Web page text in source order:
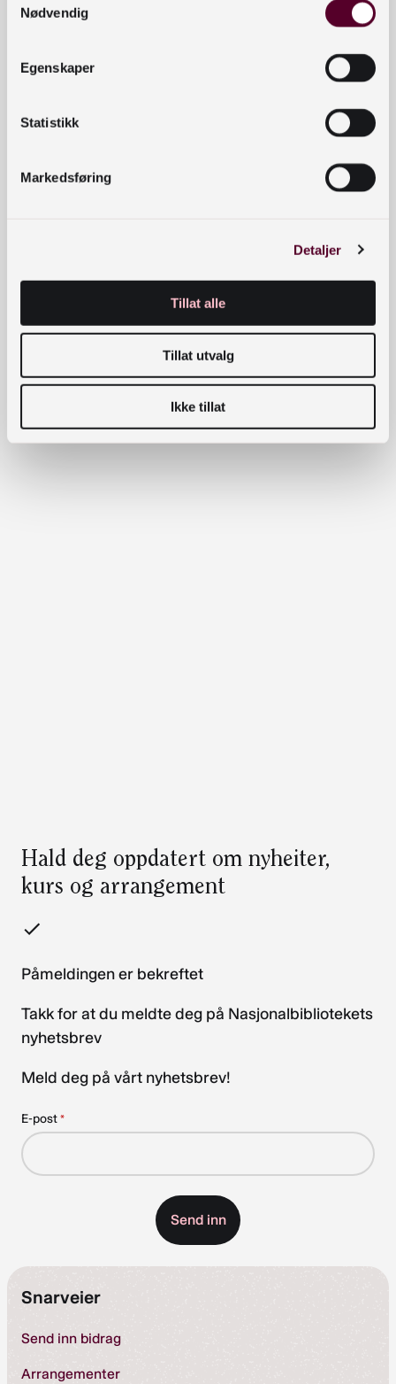
Nødvendig
Egenskaper
Statistikk
Markedsføring
Detaljer
Tillat alle
Tillat utvalg
Ikke tillat
Hvordan formidle til flere samtidig?
etter lesestund?
Hvordan arbeide systematisk og sammen?
Les mer om programmet på arrangementets
nettside
Glimt fra «»Sammen om lesekultur» i 2024:
Hald deg oppdatert om nyheiter,
kurs og arrangement
Påmeldingen er bekreftet
Takk for at du meldte deg på Nasjonalbibliotekets
nyhetsbrev
Meld deg på vårt nyhetsbrev!
E-post *
Snarveier
Send inn bidrag
Arrangementer